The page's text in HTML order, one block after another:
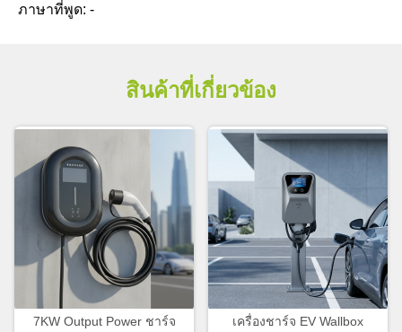
ภาษาที่พูด: -
สินค้าที่เกี่ยวข้อง
7KW Output Power ชาร์จ
เครื่องชาร์จ EV Wallbox